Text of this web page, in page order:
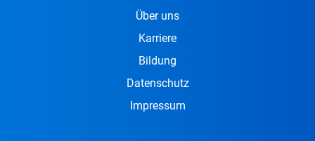
Über uns
Karriere
Bildung
Datenschutz
Impressum